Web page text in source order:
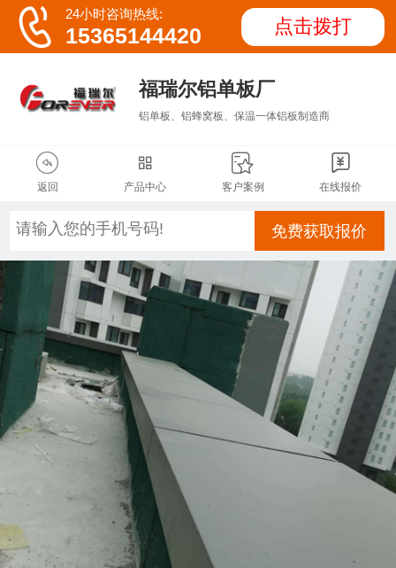
 24小时咨询热线:
15365144420 点击拨打
福瑞尔铝单板厂
铝单板、铝蜂窝板、保温一体铝板制造商

返回

产品中心

客户案例

在线报价
免费获取报价